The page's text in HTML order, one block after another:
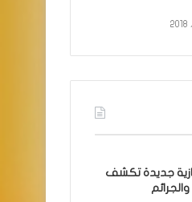
جديدة تكشف
والجرائم